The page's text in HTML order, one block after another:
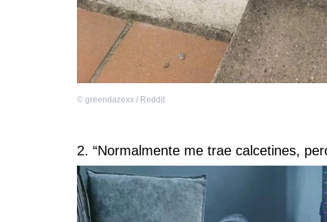
© greendazexx / Reddit
2. “Normalmente me trae calcetines,